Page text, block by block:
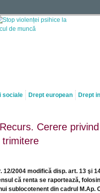
sociale Drept european Drept
Cerere
trimitere
12/2004 modifică disp. art. 13 şi
că renta se raportează,
sublocotenent din cadrul M.Ap.